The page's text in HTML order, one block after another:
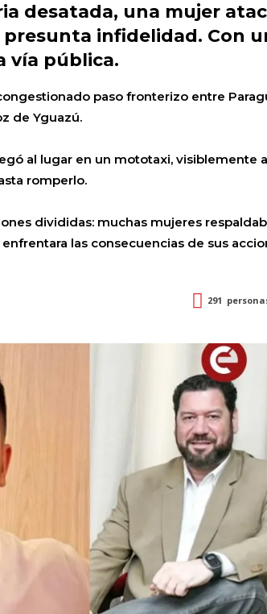
desatada, una mujer
infidelidad. Con
vía pública.
paso fronterizo entre
de Yguazú.
al lugar en un mototaxi, visiblemente
romperlo.
divididas: muchas mujeres
las consecuencias de sus
291